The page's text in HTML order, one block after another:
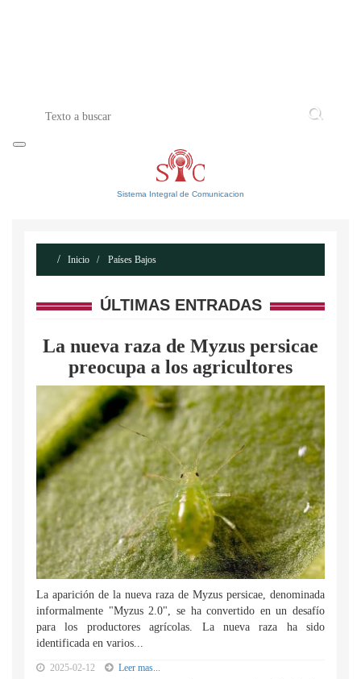
Sistema Integral de Comunicacion
Inicio Países Bajos
ÚLTIMAS ENTRADAS
La nueva raza de Myzus persicae
preocupa a los agricultores
La aparición de la nueva raza de Myzus persicae, denominada
informalmente "Myzus 2.0", se ha convertido en un desafío
para los productores agrícolas. La nueva raza ha sido
identificada en varios...
2025-02-12 Leer mas...